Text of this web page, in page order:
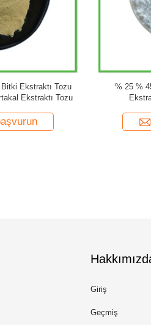
Doğal Ginseng Bitki Ekstraktı Tozu
Ginsenosid Tozu Panax Ginseng
Şimdi başvurun
Giriş
Geçmiş